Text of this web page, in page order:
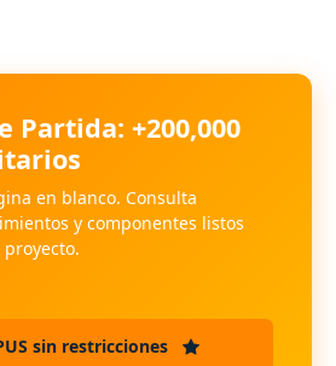
Partida: +200,000
en blanco. Consulta
y componentes listos
sin restricciones